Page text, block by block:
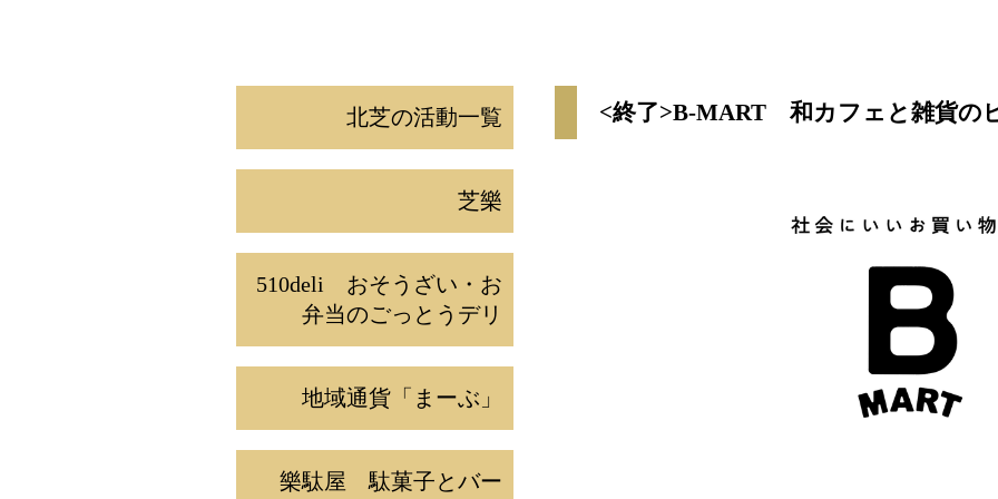
<終了>B-MART 和カフェと雑貨の
北芝の活動一覧
芝樂
510deli おそうざい・お
弁当のごっとうデリ
地域通貨「まーぶ」
樂駄屋 駄菓子とバー